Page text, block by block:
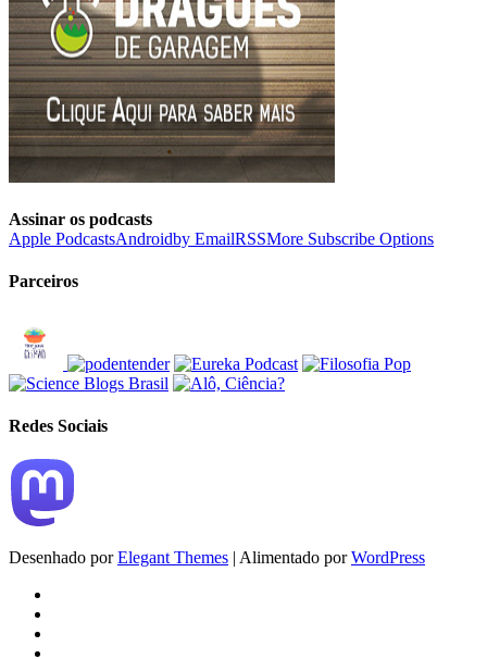
Assinar os podcasts
Apple PodcastsAndroidby EmailRSSMore Subscribe Options
Parceiros
Redes Sociais
Desenhado porElegant Themes | Alimentado porWordPress